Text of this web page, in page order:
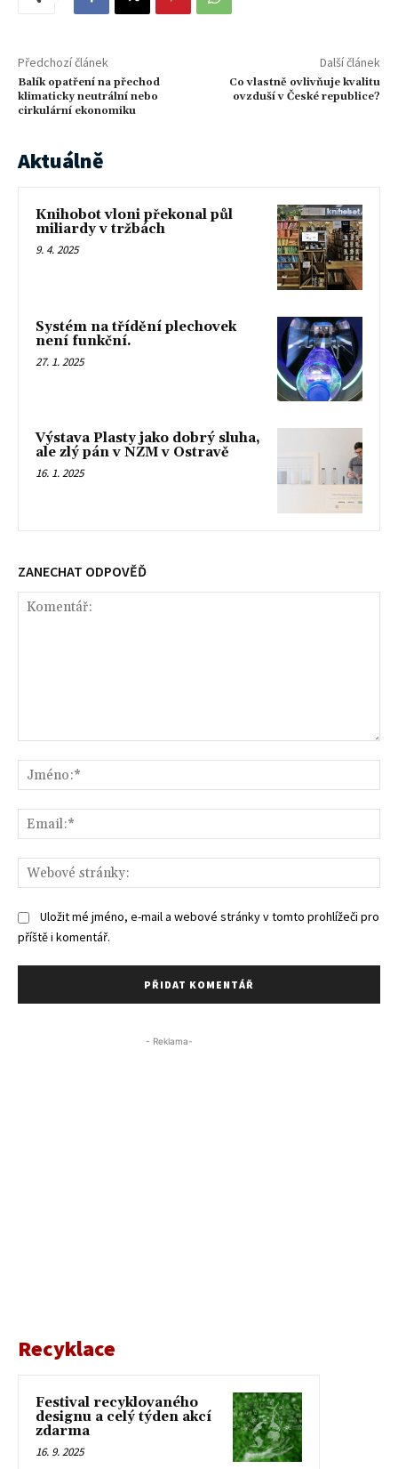
Předchozí článek
Balík opatření na přechod
klimaticky neutrální nebo
cirkulární ekonomiku
Další článek
Co vlastně ovlivňuje kvalitu
ovzduší v České republice?
Aktuálně
Knihobot vloni překonal půl
miliardy v tržbách
9. 4. 2025
Systém na třídění plechovek
není funkční.
27. 1. 2025
Výstava Plasty jako dobrý sluha,
ale zlý pán v NZM v Ostravě
16. 1. 2025
ZANECHAT ODPOVĚĎ
Uložit mé jméno, e-mail a webové stránky v tomto prohlížeči pro
příště i komentář.
- Reklama-
Recyklace
Festival recyklovaného
designu a celý týden akcí
zdarma
16. 9. 2025